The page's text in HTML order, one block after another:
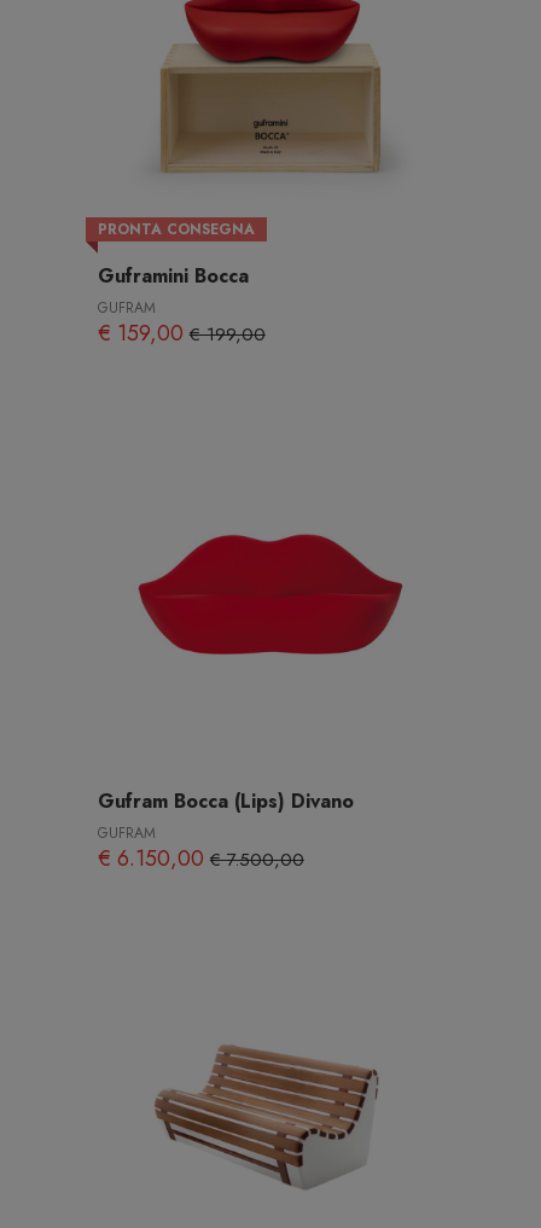
PRONTA CONSEGNA
Guframini Bocca
GUFRAM
€ 159,00€ 199,00
Gufram Bocca (Lips) Divano
GUFRAM
€ 6.150,00€ 7.500,00